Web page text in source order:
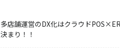
多店舗運営のDX化はクラウド
決まり！！